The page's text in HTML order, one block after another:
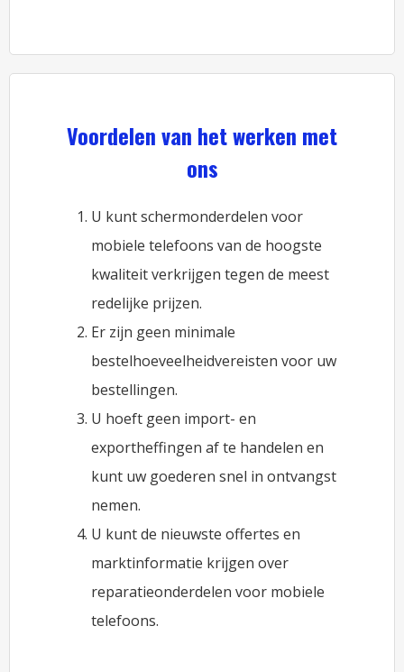
Voordelen van het werken met
ons
U kunt schermonderdelen voor
mobiele telefoons van de hoogste
kwaliteit verkrijgen tegen de meest
redelijke prijzen.
Er zijn geen minimale
bestelhoeveelheidvereisten voor uw
bestellingen.
U hoeft geen import- en
exportheffingen af ​​te handelen en
kunt uw goederen snel in ontvangst
nemen.
U kunt de nieuwste offertes en
marktinformatie krijgen over
reparatieonderdelen voor mobiele
telefoons.